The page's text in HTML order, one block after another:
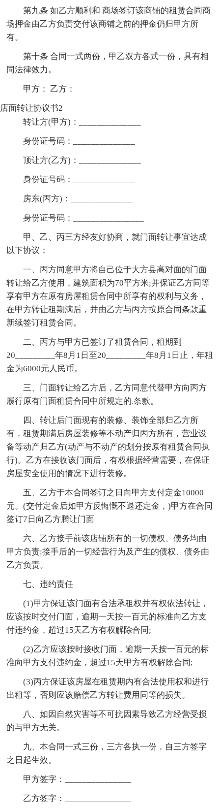
第九条 如乙方顺利和 商场签订该商铺的租赁合同商
场押金由乙方负责交付该商铺之前的押金仍归甲方所
有。
第十条 合同一式两份，甲乙双方各式一份，具有相
同法律效力。
甲方： 乙方：
店面转让协议书2
转让方(甲方)：______________
身份证号码：______________
顶让方(乙方)：______________
身份证号码：______________
房东(丙方)：______________
身份证号码：________________
甲、乙、丙三方经友好协商，就门面转让事宜达成
以下协议：
一、丙方同意甲方将自己位于大方县高对面的门面
转让给乙方使用，建筑面积为70平方米;并保证乙方同等
享有甲方在原有房屋租赁合同中所享有的权利与义务，
在甲方转让租期满后，并由乙方与丙方按原合同条款重
新续签订租赁合同。
二、丙方与甲方已签订了租赁合同，租期到
20_________年8月1日至20_________年8月1日止，年租
金为6000元人民币。
三、门面转让给乙方后，乙方同意代替甲方向丙方
履行原有门面租赁合同中所规定的.条款。
四、转让后门面现有的装修、装饰全部归乙方所
有，租赁期满后房屋装修等不动产归丙方所有，营业设
备等动产归乙方(动产与不动产的划分按原有租赁合同执
行)。乙方在接收该门面后，有权根据经营需要，在保证
房屋安全使用的情况下进行装修。
五、乙方于本合同签订之日向甲方支付定金10000
元。(交付定金后如甲方反悔慨不退还定金，)甲方在合同
签订7日向乙方腾让门面
六、乙方接手前该店铺所有的一切债权、债务均由
甲方负责;接手后的一切经营行为及产生的债权、债务由
乙方负责。
七、违约责任
(1)甲方保证该门面有合法承租权并有权依法转让，
应该按时交付门面，逾期一天按一百元的标准向乙方支
付违约金，超过15天乙方有权解除合同;
(2)乙方应该按时接收门面，逾期一天按一百元的标
准向甲方支付违约金，超过15天甲方有权解除合同;
(3)丙方保证该房屋在租赁期内有合法使用权和进行
出租等，否则应该赔偿乙方转让费用同等的损失。
八、如因自然灾害等不可抗因素导致乙方经营受损
的与甲方无关。
九、本合同一式三份，三方各执一份，自三方签字
之日起生效。
甲方签字：_______________
乙方签字：_______________